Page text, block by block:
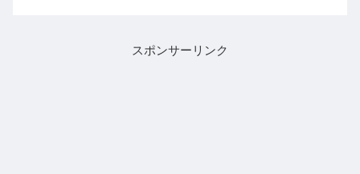
スポンサーリンク